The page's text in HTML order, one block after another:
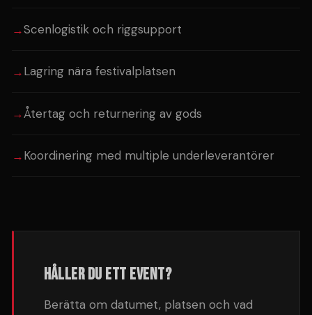
Scenlogistik och riggsupport
Lagring nära festivalplatsen
Återtag och returnering av gods
Koordinering med multiple underleverantörer
HÅLLER DU ETT EVENT?
Berätta om datumet, platsen och vad